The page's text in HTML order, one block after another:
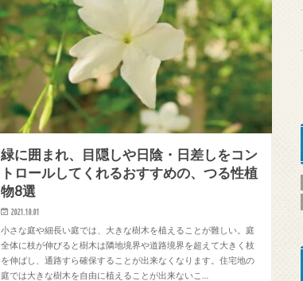
緑に囲まれ、目隠しや日陰・日差しをコン
トロールしてくれるおすすめの、つる性植
物8選
2021.10.01
小さな庭や細長い庭では、大きな樹木を植えることが難しい。庭
全体に枝が伸びると樹木は隣地境界や道路境界を超えて大きく枝
を伸ばし、通路すら確保することが出来なくなります。住宅地の
庭では大きな樹木を自由に植えることが出来ないこ…